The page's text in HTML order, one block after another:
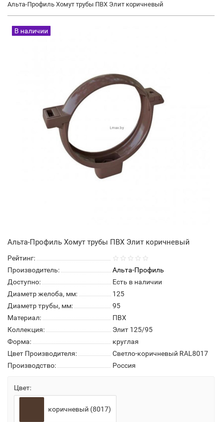
Альта-Профиль Хомут трубы ПВХ Элит коричневый
В наличии
Альта-Профиль Хомут трубы ПВХ Элит коричневый
Рейтинг:
Производитель:
Альта-Профиль
Доступно:
Есть в наличии
Диаметр желоба, мм:
125
Диаметр трубы, мм:
95
Материал:
ПВХ
Коллекция:
Элит 125/95
Форма:
круглая
Цвет Производителя:
Светло-коричневый RAL8017
Производство:
Россия
Цвет:
коричневый (8017)